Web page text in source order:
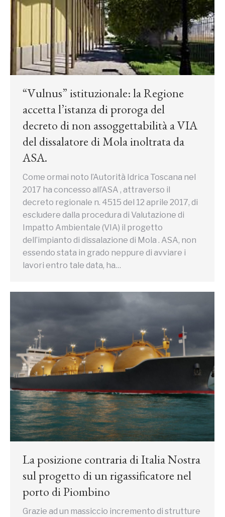
“Vulnus” istituzionale: la Regione
accetta l’istanza di proroga del
decreto di non assoggettabilità a VIA
del dissalatore di Mola inoltrata da
ASA.
Come ormai noto l’Autorità Idrica Toscana nel
2017 ha concesso all’ASA , attraverso il
decreto regionale n. 4515 del 12 aprile 2017, di
escludere dalla procedura di Valutazione di
Impatto Ambientale (VIA) il progetto
dell’impianto di dissalazione di Mola . ASA, non
essendo stata in grado neppure di avviare i
lavori entro tale data, ha…
La posizione contraria di Italia Nostra
sul progetto di un rigassificatore nel
porto di Piombino
Grazie ad un massiccio incremento di strutture